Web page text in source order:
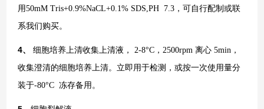
用50mM Tris+0.9%NaCL+0.1% SDS,PH 7.3，可自行配制或联
系我们购买。
4、 细胞培养上清收集上清液，
2-8°C，2500rpm 离心 5min，
收集澄清的细胞培养上清。立即用于检测，或按一次使用量分
装于-80°C 冻存备用。